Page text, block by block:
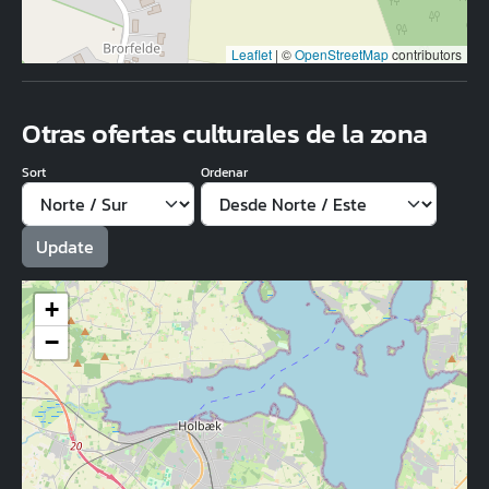
Leaflet | ©OpenStreetMapcontributors
Otras ofertas culturales de la zona
Sort Ordenar
+
−